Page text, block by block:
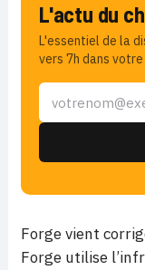
L'actu du
L'essentiel de la
vers 7h dans
Forge vient
Forge utilise